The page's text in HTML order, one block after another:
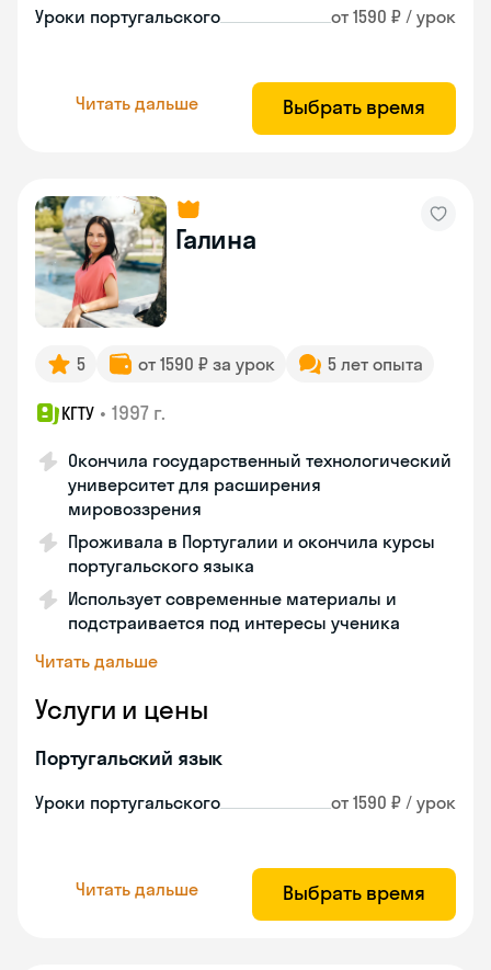
Уроки португальского от 1590 ₽ / урок
Читать дальше Выбрать время
Галина
5 от 1590 ₽ за урок 5 лет опыта
КГТУ • 1997 г.
Окончила государственный технологический
университет для расширения
мировоззрения
Проживала в Португалии и окончила курсы
португальского языка
Использует современные материалы и
подстраивается под интересы ученика
Читать дальше
Услуги и цены
Португальский язык
Уроки португальского от 1590 ₽ / урок
Читать дальше Выбрать время